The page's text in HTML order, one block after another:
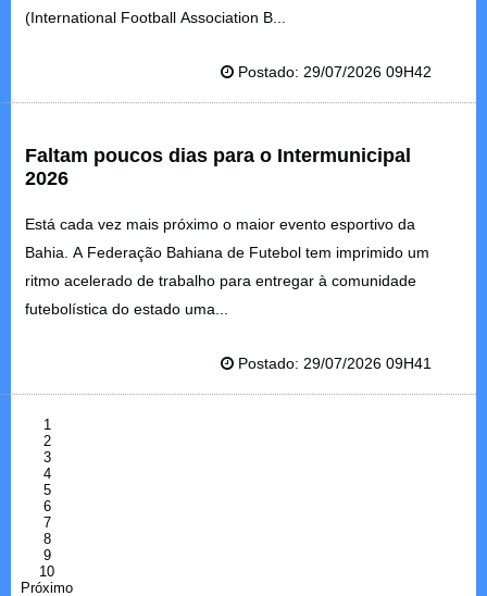
(International Football Association B...
Postado: 29/07/2026 09H42
Faltam poucos dias para o Intermunicipal
2026
Está cada vez mais próximo o maior evento esportivo da
Bahia. A Federação Bahiana de Futebol tem imprimido um
ritmo acelerado de trabalho para entregar à comunidade
futebolística do estado uma...
Postado: 29/07/2026 09H41
1
2
3
4
5
6
7
8
9
10
Próximo